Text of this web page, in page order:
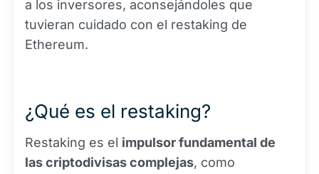
a los inversores, aconsejándoles que
tuvieran cuidado con el restaking de
Ethereum.
¿Qué es el restaking?
Restaking es el impulsor fundamental de
las criptodivisas complejas, como